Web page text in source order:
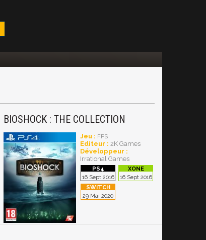
BIOSHOCK : THE COLLECTION
Jeu : FPS
Editeur : 2K Games
Développeur :
Irrational Games
16 Sept 2016 16 Sept 2016
29 Mai 2020